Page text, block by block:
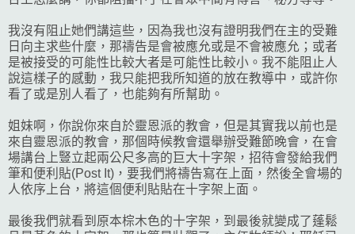
我沒有阻止她們講這些，因為我也沒有證明我們在主的受難
日向主求些什麼，那禱告是會被應允或是不會被應允；或者
是被接受的可能性比較大者是可能性比較小。我不能阻止人
說這樣子的感動，我只能把我所知道的放在教導中，或許你
看了或是別人看了，也能夠有所幫助。
姐妹啊，你說你來自於靈恩派的教會，但是其實我以前也是
來自靈恩派的教會，那個時候教會還舉辦受難節晚會，在會
場講台上豎立起兩公尺多高的巨大十字架，招待會發給我們
筆和便利貼(Post It)，要我們將禱告寫在上面，然後全會場的
人依序上台，將這個便利貼貼在十字架上面。
最後我們就看到原本棕木色的十字架，到最後就變成了蓬鬆